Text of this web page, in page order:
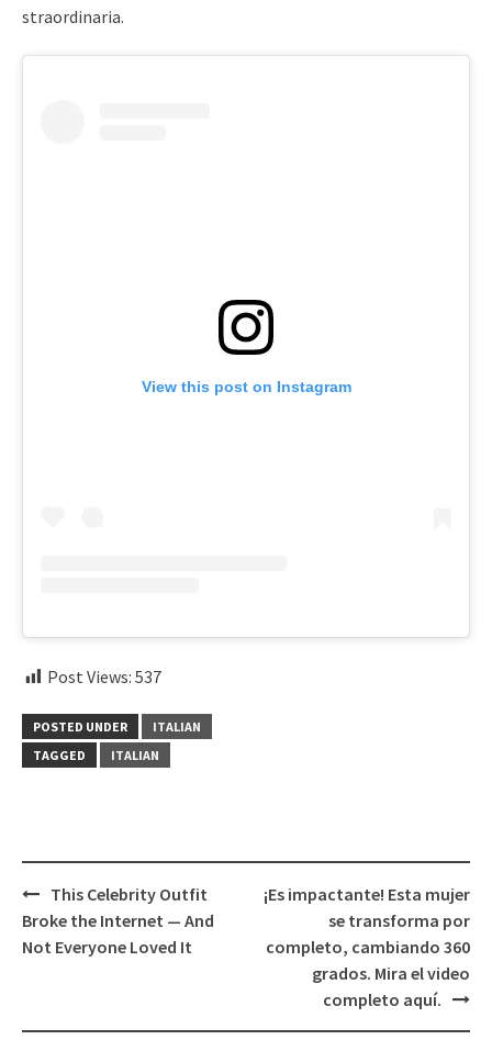
straordinaria.
View this post on Instagram
Post Views: 537
POSTED UNDER
ITALIAN
TAGGED
ITALIAN
Post
navigation
This Celebrity Outfit
Broke the Internet — And
Not Everyone Loved It
¡Es impactante! Esta mujer
se transforma por
completo, cambiando 360
grados. Mira el video
completo aquí.